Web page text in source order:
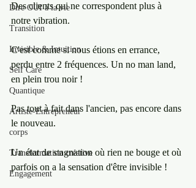
Dire OUI à la vie
Transition
Invisible & Intuition
Self Care
Quantique
Artiste-Entrepreneur
corps
Transformation créative
Engagement
Des clients qui ne correspondent plus à
notre vibration.
C'est comme si nous étions en errance,
perdu entre 2 fréquences. Un no man land,
en plein trou noir !
Pas tout à fait dans l'ancien, pas encore dans
le nouveau.
Un état de stagnation où rien ne bouge et où
parfois on a la sensation d'être invisible !